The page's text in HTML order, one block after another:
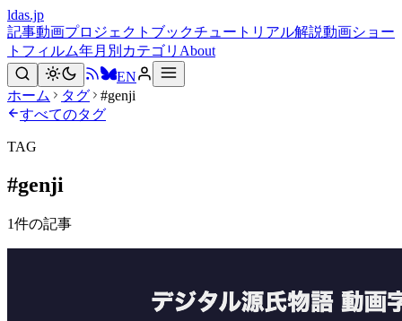
ldas.jp
記事動画プロジェクト ブックチュートリアル解説動画ショー
トフィルム年月別 カテゴリ About
EN
ホーム
タグ
#genji
すべてのタグ
TAG
#genji
1件の記事